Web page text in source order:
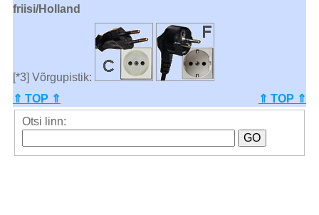
friisi/Holland
[*3] Võrgupistik:
⇑ TOP ⇑
⇑ TOP ⇑
Otsi linn: